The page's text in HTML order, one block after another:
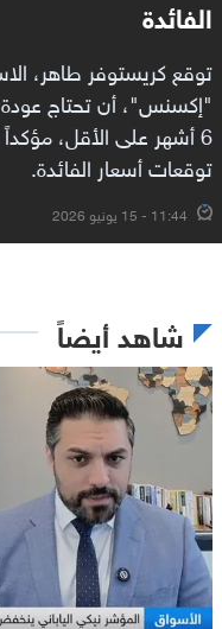
الفائدة
توقع كريستوفر طاهر،
"إكسنس"، أن تحتاج
6 أشهر على الأقل،
توقعات أسعار الفائدة.
11:44 - 15 يونيو 2026
شاهد أيضاً